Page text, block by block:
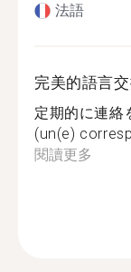
法語
完美的語言
定期的に連絡
(un(e)
閱讀更多